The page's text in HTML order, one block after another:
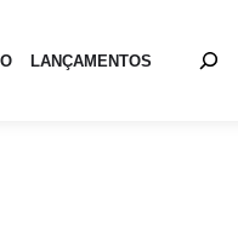
LANÇAMENTOS